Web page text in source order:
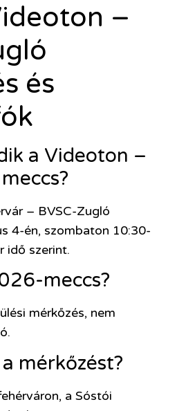
–
és
a Videoton –
– BVSC-Zugló
4-én, szombaton 10:30-
idő szerint.
meccs?
mérkőzés, nem
mérkőzést?
a Sóstói